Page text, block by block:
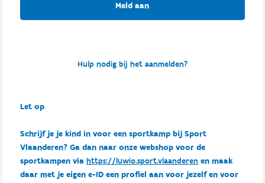
Meld aan
Hulp nodig bij het aanmelden?
Let op
Schrijf je je kind in voor een sportkamp bij Sport
Vlaanderen? Ga dan naar onze webshop voor de
sportkampen via https://luwio.sport.vlaanderenen maak
daar met je eigen e-ID een profiel aan voor jezelf en voor